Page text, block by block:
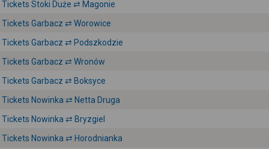
Tickets Stoki Duże ⇄ Magonie
Tickets Garbacz ⇄ Worowice
Tickets Garbacz ⇄ Podszkodzie
Tickets Garbacz ⇄ Wronów
Tickets Garbacz ⇄ Boksyce
Tickets Nowinka ⇄ Netta Druga
Tickets Nowinka ⇄ Bryzgiel
Tickets Nowinka ⇄ Horodnianka